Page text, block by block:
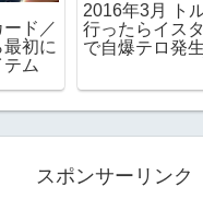
は
話）
トルコ旅行危
「たびレジ」
でしょう。
スポンサーリンク